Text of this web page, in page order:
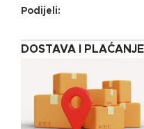
Podijeli:
DOSTAVA I PLAĆANJE